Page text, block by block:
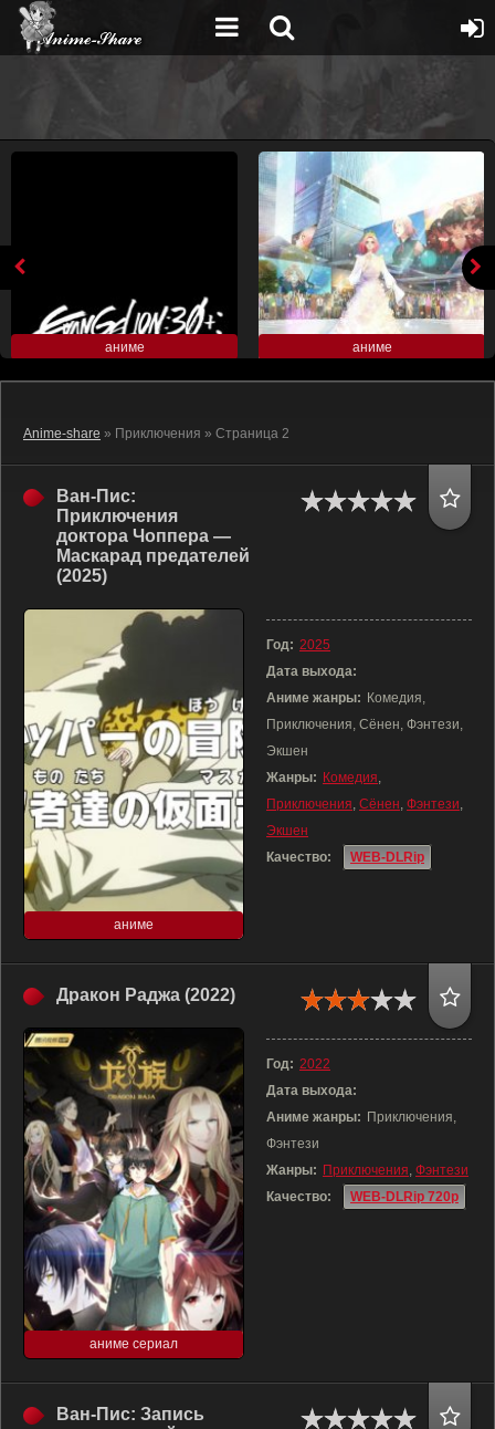
аниме аниме
Anime-share » Приключения » Страница 2
Ван-Пис:
Приключения
доктора Чоппера —
Маскарад предателей
(2025)
аниме
Год: 2025
Дата выхода:
Аниме жанры: Комедия,
Приключения, Сёнен, Фэнтези,
Экшен
Жанры: Комедия,
Приключения, Сёнен, Фэнтези,
Экшен
Качество:
WEB-DLRip
Дракон Раджа (2022)
аниме сериал
Год: 2022
Дата выхода:
Аниме жанры: Приключения,
Фэнтези
Жанры: Приключения, Фэнтези
Качество:
WEB-DLRip 720p
Ван-Пис: Запись